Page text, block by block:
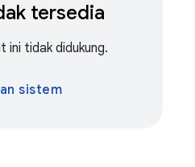
tersedia
ini tidak didukung.
sistem